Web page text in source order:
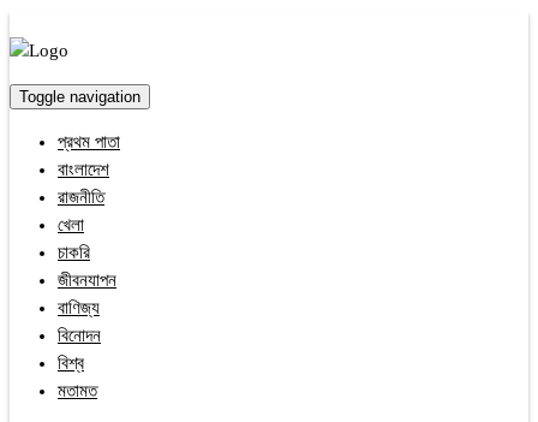
Toggle navigation
প্রথম পাতা
বাংলাদেশ
রাজনীতি
খেলা
চাকরি
জীবনযাপন
বাণিজ্য
বিনোদন
বিশ্ব
মতামত